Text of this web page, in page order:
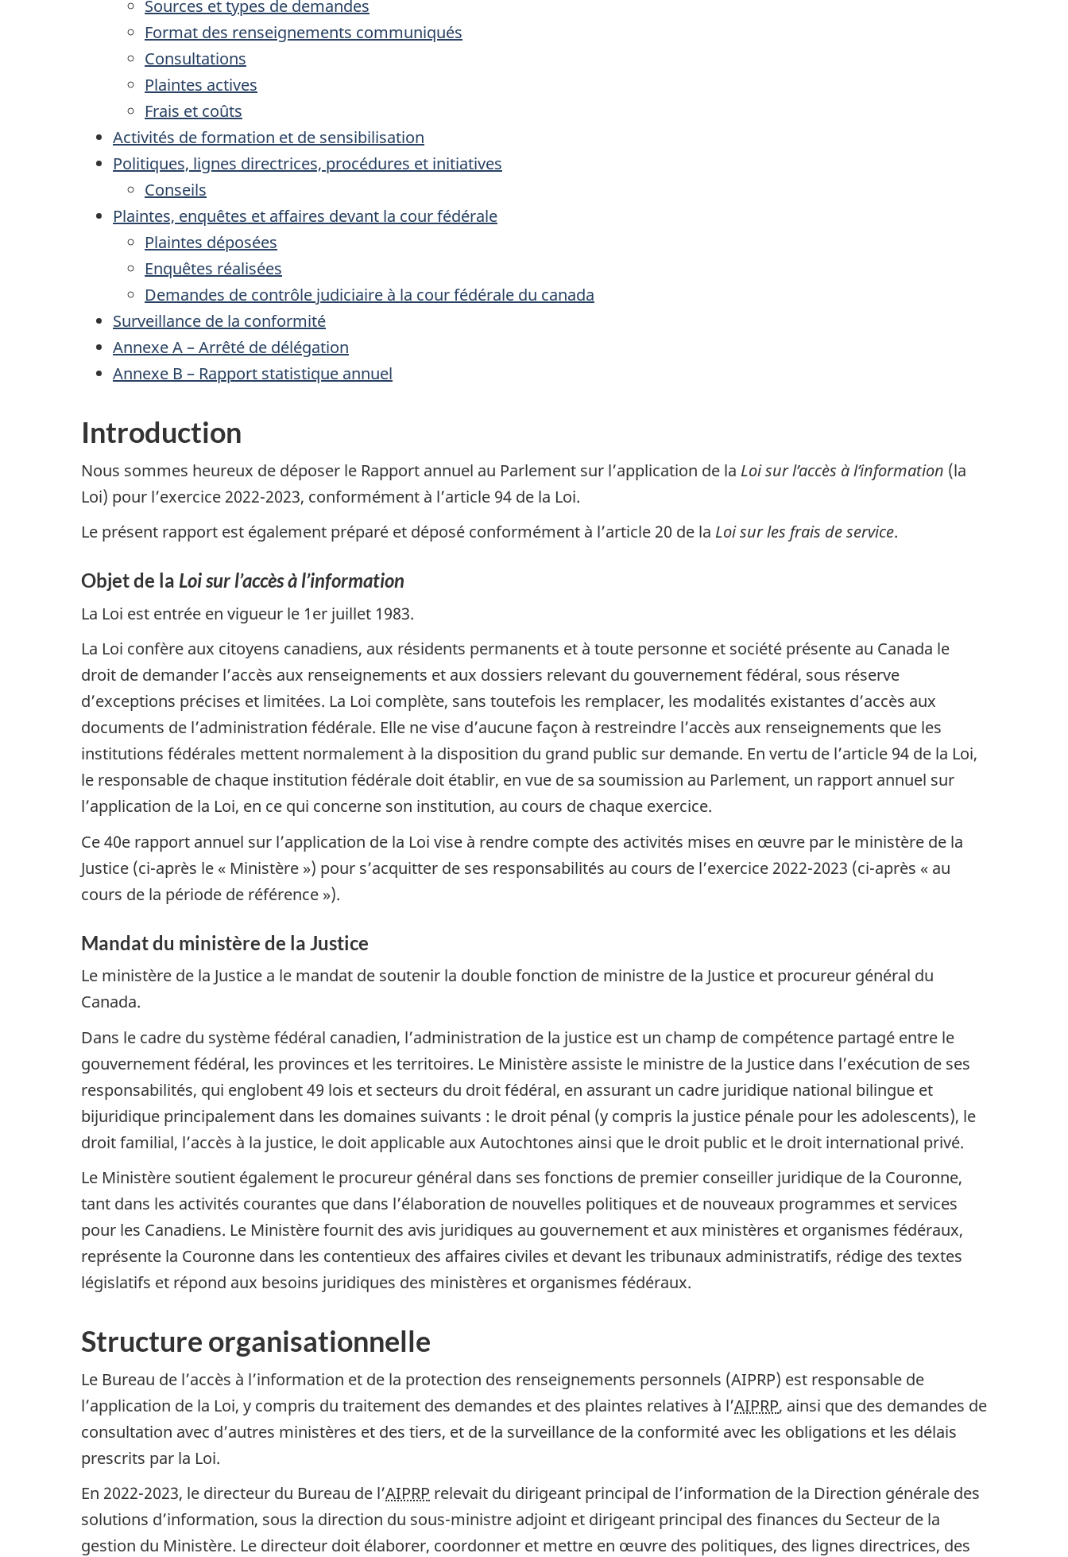
Sources et types de demandes
Format des renseignements communiqués
Consultations
Plaintes actives
Frais et coûts
Activités de formation et de sensibilisation
Politiques, lignes directrices, procédures et initiatives
Conseils
Plaintes, enquêtes et affaires devant la cour fédérale
Plaintes déposées
Enquêtes réalisées
Demandes de contrôle judiciaire à la cour fédérale du canada
Surveillance de la conformité
Annexe A – Arrêté de délégation
Annexe B – Rapport statistique annuel
Introduction
Nous sommes heureux de déposer le Rapport annuel au Parlement sur l’application de la Loi sur l’accès à l’information (la
Loi) pour l’exercice 2022-2023, conformément à l’article 94 de la Loi.
Le présent rapport est également préparé et déposé conformément à l’article 20 de la Loi sur les frais de service.
Objet de la Loi sur l’accès à l’information
La Loi est entrée en vigueur le 1er juillet 1983.
La Loi confère aux citoyens canadiens, aux résidents permanents et à toute personne et société présente au Canada le
droit de demander l’accès aux renseignements et aux dossiers relevant du gouvernement fédéral, sous réserve
d’exceptions précises et limitées. La Loi complète, sans toutefois les remplacer, les modalités existantes d’accès aux
documents de l’administration fédérale. Elle ne vise d’aucune façon à restreindre l’accès aux renseignements que les
institutions fédérales mettent normalement à la disposition du grand public sur demande. En vertu de l’article 94 de la Loi,
le responsable de chaque institution fédérale doit établir, en vue de sa soumission au Parlement, un rapport annuel sur
l’application de la Loi, en ce qui concerne son institution, au cours de chaque exercice.
Ce 40e rapport annuel sur l’application de la Loi vise à rendre compte des activités mises en œuvre par le ministère de la
Justice (ci-après le « Ministère ») pour s’acquitter de ses responsabilités au cours de l’exercice 2022-2023 (ci-après « au
cours de la période de référence »).
Mandat du ministère de la Justice
Le ministère de la Justice a le mandat de soutenir la double fonction de ministre de la Justice et procureur général du
Canada.
Dans le cadre du système fédéral canadien, l’administration de la justice est un champ de compétence partagé entre le
gouvernement fédéral, les provinces et les territoires. Le Ministère assiste le ministre de la Justice dans l’exécution de ses
responsabilités, qui englobent 49 lois et secteurs du droit fédéral, en assurant un cadre juridique national bilingue et
bijuridique principalement dans les domaines suivants : le droit pénal (y compris la justice pénale pour les adolescents), le
droit familial, l’accès à la justice, le doit applicable aux Autochtones ainsi que le droit public et le droit international privé.
Le Ministère soutient également le procureur général dans ses fonctions de premier conseiller juridique de la Couronne,
tant dans les activités courantes que dans l’élaboration de nouvelles politiques et de nouveaux programmes et services
pour les Canadiens. Le Ministère fournit des avis juridiques au gouvernement et aux ministères et organismes fédéraux,
représente la Couronne dans les contentieux des affaires civiles et devant les tribunaux administratifs, rédige des textes
législatifs et répond aux besoins juridiques des ministères et organismes fédéraux.
Structure organisationnelle
Le Bureau de l’accès à l’information et de la protection des renseignements personnels (AIPRP) est responsable de
l’application de la Loi, y compris du traitement des demandes et des plaintes relatives à l’AIPRP, ainsi que des demandes de
consultation avec d’autres ministères et des tiers, et de la surveillance de la conformité avec les obligations et les délais
prescrits par la Loi.
En 2022-2023, le directeur du Bureau de l’AIPRP relevait du dirigeant principal de l’information de la Direction générale des
solutions d’information, sous la direction du sous-ministre adjoint et dirigeant principal des finances du Secteur de la
gestion du Ministère. Le directeur doit élaborer, coordonner et mettre en œuvre des politiques, des lignes directrices, des